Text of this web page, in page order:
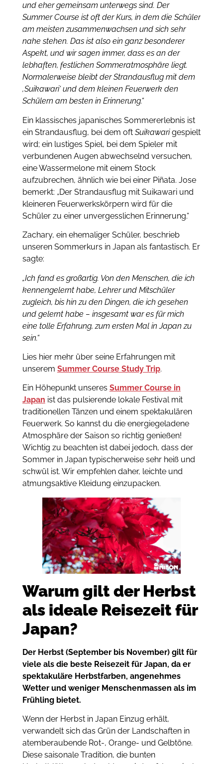
und eher gemeinsam unterwegs sind. Der
Summer Course ist oft der Kurs, in dem die Schüler
am meisten zusammenwachsen und sich sehr
nahe stehen. Das ist also ein ganz besonderer
Aspekt, und wir sagen immer, dass es an der
lebhaften, festlichen Sommeratmosphäre liegt.
Normalerweise bleibt der Strandausflug mit dem
‚Suikawari‘ und dem kleinen Feuerwerk den
Schülern am besten in Erinnerung.“
Ein klassisches japanisches Sommererlebnis ist
ein Strandausflug, bei dem oft Suikawarigespielt
wird; ein lustiges Spiel, bei dem Spieler mit
verbundenen Augen abwechselnd versuchen,
eine Wassermelone mit einem Stock
aufzubrechen, ähnlich wie bei einer Piñata. Jose
bemerkt: „Der Strandausflug mit Suikawari und
kleineren Feuerwerkskörpern wird für die
Schüler zu einer unvergesslichen Erinnerung.“
Zachary, ein ehemaliger Schüler, beschrieb
unseren Sommerkurs in Japan als fantastisch. Er
sagte:
„Ich fand es großartig. Von den Menschen, die ich
kennengelernt habe, Lehrer und Mitschüler
zugleich, bis hin zu den Dingen, die ich gesehen
und gelernt habe – insgesamt war es für mich
eine tolle Erfahrung, zum ersten Mal in Japan zu
sein.“
Lies hier mehr über seine Erfahrungen mit
unserem Summer Course Study Trip.
Ein Höhepunkt unseres Summer Course in
Japan ist das pulsierende lokale Festival mit
traditionellen Tänzen und einem spektakulären
Feuerwerk. So kannst du die energiegeladene
Atmosphäre der Saison so richtig genießen!
Wichtig zu beachten ist dabei jedoch, dass der
Sommer in Japan typischerweise sehr heiß und
schwül ist. Wir empfehlen daher, leichte und
atmungsaktive Kleidung einzupacken.
Warum gilt der Herbst
als ideale Reisezeit für
Japan?
Der Herbst (September bis November) gilt für
viele als die beste Reisezeit für Japan, da er
spektakuläre Herbstfarben, angenehmes
Wetter und weniger Menschenmassen als im
Frühling bietet.
Wenn der Herbst in Japan Einzug erhält,
verwandelt sich das Grün der Landschaften in
atemberaubende Rot-, Orange- und Gelbtöne.
Diese saisonale Tradition, die bunten